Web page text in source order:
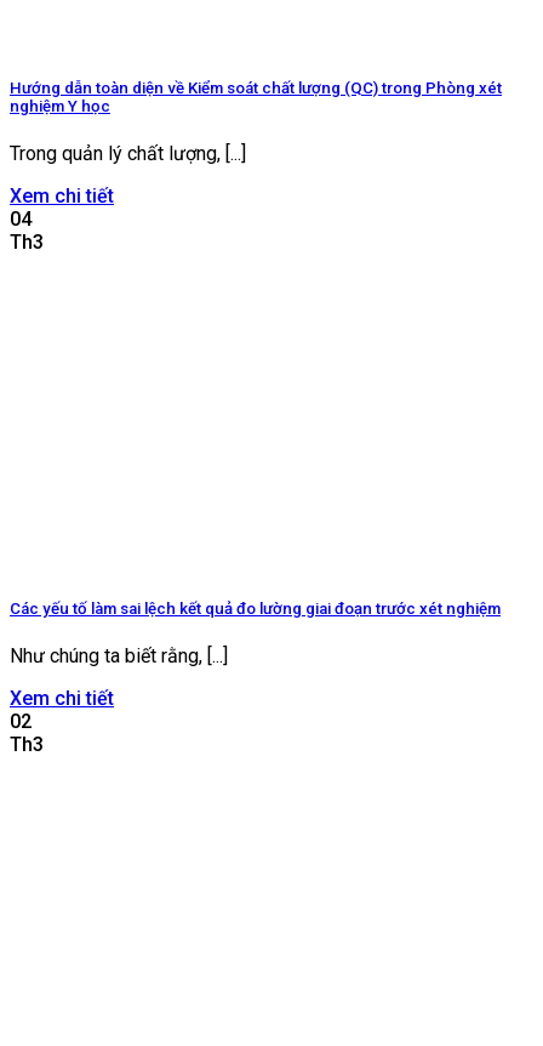
Hướng dẫn toàn diện về Kiểm soát chất lượng (QC) trong Phòng xét
nghiệm Y học
Trong quản lý chất lượng, [...]
Xem chi tiết
04
Th3
Các yếu tố làm sai lệch kết quả đo lường giai đoạn trước xét nghiệm
Như chúng ta biết rằng, [...]
Xem chi tiết
02
Th3